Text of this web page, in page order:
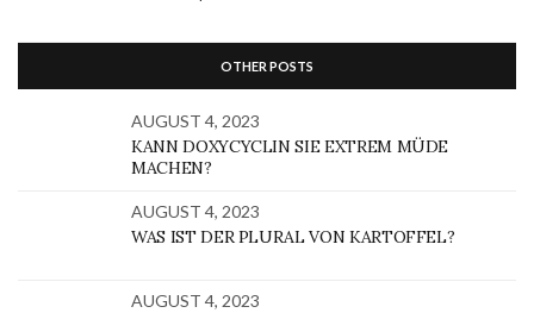
OTHER POSTS
AUGUST 4, 2023
KANN DOXYCYCLIN SIE EXTREM MÜDE
MACHEN?
AUGUST 4, 2023
WAS IST DER PLURAL VON KARTOFFEL?
AUGUST 4, 2023